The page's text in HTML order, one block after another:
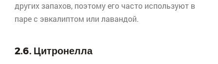
других запахов, поэтому его часто используют в
паре с эвкалиптом или лавандой.
2.6. Цитронелла